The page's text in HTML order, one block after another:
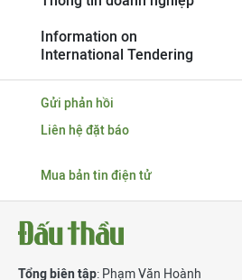
Information on
International Tendering
Gửi phản hồi
Liên hệ đặt báo
Mua bản tin điện tử
Tổng biên tập: Phạm Văn Hoành